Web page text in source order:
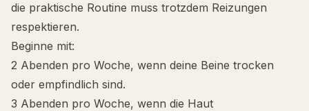
die praktische Routine muss trotzdem Reizungen
respektieren.
Beginne mit:
2 Abenden pro Woche, wenn deine Beine trocken
oder empfindlich sind.
3 Abenden pro Woche, wenn die Haut